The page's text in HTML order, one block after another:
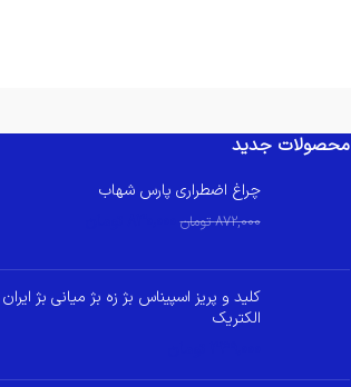
محصولات جدید
چراغ اضطراری پارس شهاب
872,000 تومان
کلید و پریز اسپیناس بژ زه بژ میانی بژ ایران
الکتریک